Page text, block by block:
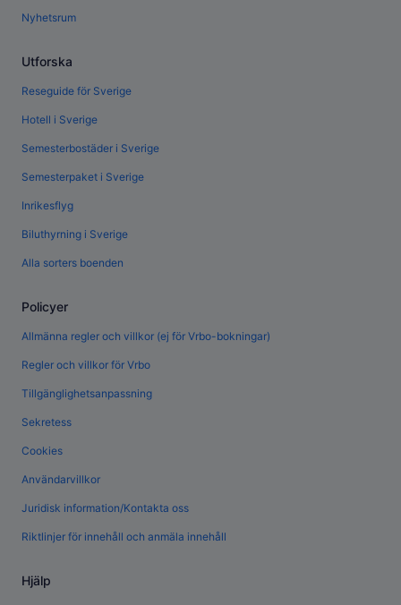
Nyhetsrum
Utforska
Reseguide för Sverige
Hotell i Sverige
Semesterbostäder i Sverige
Semesterpaket i Sverige
Inrikesflyg
Biluthyrning i Sverige
Alla sorters boenden
Policyer
Allmänna regler och villkor (ej för Vrbo-bokningar)
Regler och villkor för Vrbo
Tillgänglighetsanpassning
Sekretess
Cookies
Användarvillkor
Juridisk information/Kontakta oss
Riktlinjer för innehåll och anmäla innehåll
Hjälp